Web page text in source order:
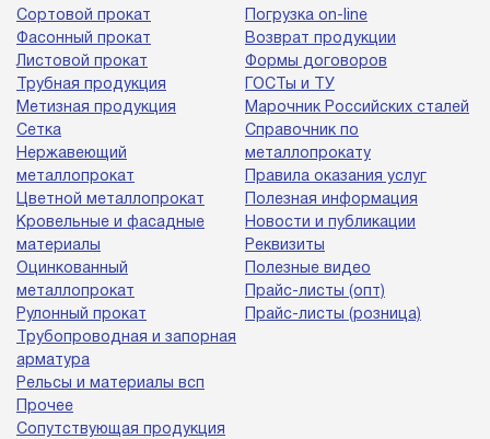
Сортовой прокат
Фасонный прокат
Листовой прокат
Трубная продукция
Метизная продукция
Сетка
Нержавеющий
металлопрокат
Цветной металлопрокат
Кровельные и фасадные
материалы
Оцинкованный
металлопрокат
Рулонный прокат
Трубопроводная и запорная
арматура
Рельсы и материалы всп
Прочее
Сопутствующая продукция
Погрузка on-line
Возврат продукции
Формы договоров
ГОСТы и ТУ
Марочник Российских сталей
Справочник по
металлопрокату
Правила оказания услуг
Полезная информация
Новости и публикации
Реквизиты
Полезные видео
Прайс-листы (опт)
Прайс-листы (розница)